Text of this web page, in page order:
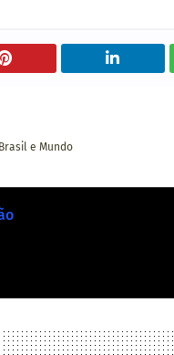
e Mundo